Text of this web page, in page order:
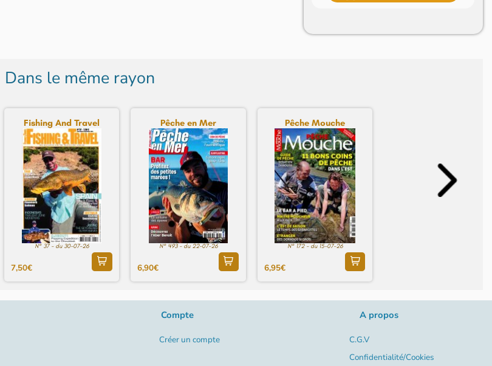
Dans le même rayon
Fishing And Travel
N° 37 - du 30-07-26
7,50€
Pêche en Mer
N° 493 - du 22-07-26
6,90€
Pêche Mouche
N° 172 - du 15-07-26
6,95€
Compte
Créer un compte
A propos
C.G.V
Confidentialité/Cookies